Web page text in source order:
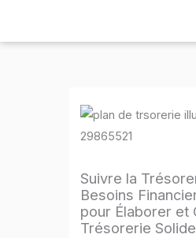
Suivre la
Besoins
pour Élaborer et
Trésorerie Solide